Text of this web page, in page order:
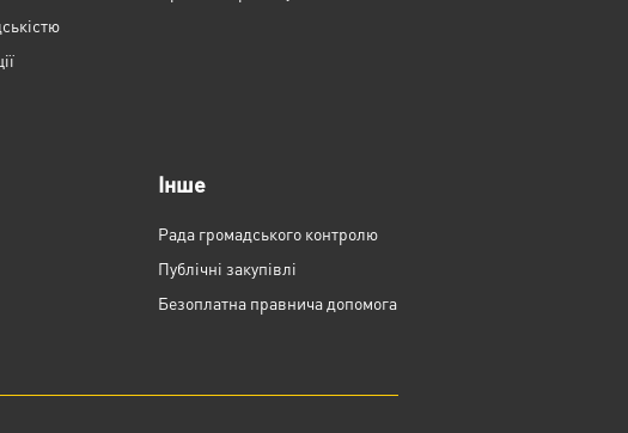
Інше
Рада громадського контролю
Публічні закупівлі
Безоплатна правнича допомога